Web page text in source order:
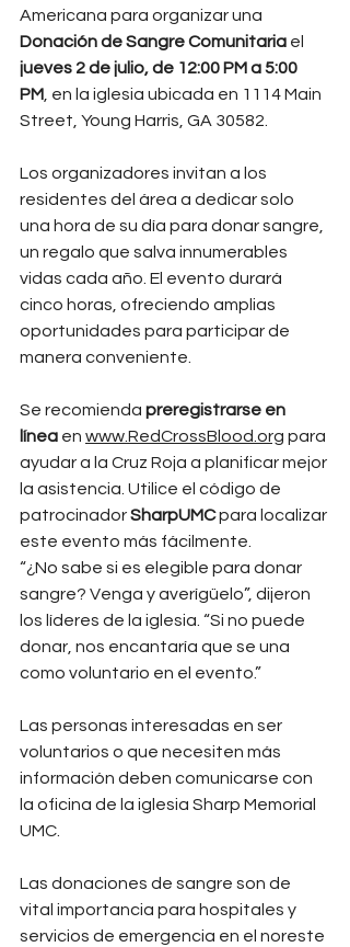
Americana para organizar una
Donación de Sangre Comunitaria el
jueves 2 de julio, de 12:00 PM a 5:00
PM, en la iglesia ubicada en 1114 Main
Street, Young Harris, GA 30582.
Los organizadores invitan a los
residentes del área a dedicar solo
una hora de su día para donar sangre,
un regalo que salva innumerables
vidas cada año. El evento durará
cinco horas, ofreciendo amplias
oportunidades para participar de
manera conveniente.
Se recomienda preregistrarse en
línea en www.RedCrossBlood.org para
ayudar a la Cruz Roja a planificar mejor
la asistencia. Utilice el código de
patrocinador SharpUMC para localizar
este evento más fácilmente.
“¿No sabe si es elegible para donar
sangre? Venga y averígüelo”, dijeron
los líderes de la iglesia. “Si no puede
donar, nos encantaría que se una
como voluntario en el evento.”
Las personas interesadas en ser
voluntarios o que necesiten más
información deben comunicarse con
la oficina de la iglesia Sharp Memorial
UMC.
Las donaciones de sangre son de
vital importancia para hospitales y
servicios de emergencia en el noreste